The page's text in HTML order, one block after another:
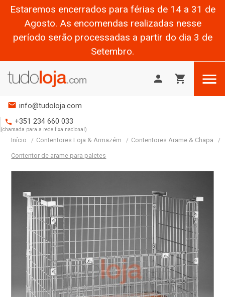
Estaremos encerrados para férias de 14 a 31 de
Agosto. As encomendas realizadas nesse
período serão processadas a partir do dia 3 de
Setembro.
person shopping_cart 
mail info@tudoloja.com
phone +351 234 660 033
(chamada para a rede fixa nacional)
Início Contentores Loja & Armazém Contentores Arame & Chapa
Contentor de arame para paletes